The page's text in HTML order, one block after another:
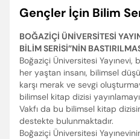
Gençler İçin Bilim
BOĞAZİÇİ ÜNİVERSİTESİ
BİLİM SERİSİ”NİN
Boğaziçi Üniversitesi
her yaştan insanı, bilimsel
karşı merak ve sevgi
bilimsel kitap dizisi
Vakfı da bu bilimsel kitap
destekte bulunmaktadır.
Boğaziçi Üniversitesi